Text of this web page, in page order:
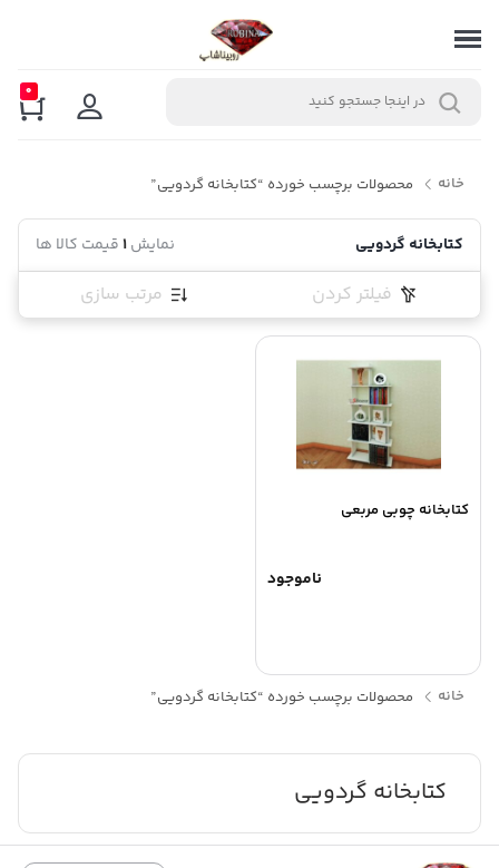
0
خانه محصولات برچسب خورده “کتابخانه گردویی”
کتابخانه گردویی نمایش1قیمت کالا ها
فیلتر کردن مرتب سازی
کتابخانه چوبی مربعی
ناموجود
خانه محصولات برچسب خورده “کتابخانه گردویی”
کتابخانه گردویی